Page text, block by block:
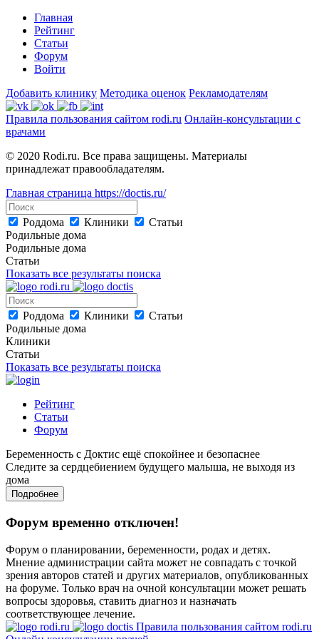
Главная
Рейтинг
Статьи
Форум
Войти
Добавить клинику Методика оценок Рекламодателям
Правила пользования сайтом rodi.ru Онлайн-консультации с
врачами
© 2020 Rodi.ru. Все права защищены. Материалы
принадлежат правообладателям.
Главная страница https://doctis.ru/
Роддома Клиники
Статьи
Родильные дома
Родильные дома
Статьи
Показать все результаты поиска
Роддома Клиники
Статьи
Родильные дома
Клиники
Статьи
Показать все результаты поиска
Рейтинг
Статьи
Форум
Беременность с Доктис ещё спокойнее и безопаснее
Следите за сердцебиением будущего малыша, не выходя из
дома
Подробнее
Форум временно отключен!
Форум о планировании, беременности, родах и детях.
Мнение администрации сайта может не совпадать с точкой
зрения авторов статей и других материалов, опубликованных
на форуме. Только врач на очной консультации может решать
вопросы здоровья, ставить диагноз и назначать
соответствующее лечение.
Правила пользования сайтом rodi.ru